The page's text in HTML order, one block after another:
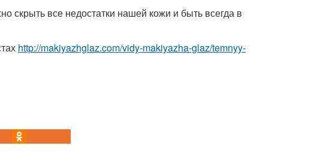
скрыть все недостатки нашей кожи и быть всегда в
http://makiyazhglaz.com/vidy-makiyazha-glaz/temnyy-